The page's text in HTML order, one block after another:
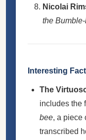
Nicolai
the
Interesting
The
includes the
bee, a piece
transcribed